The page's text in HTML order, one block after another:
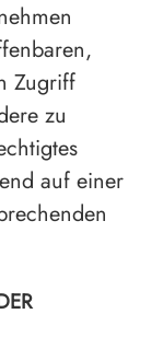
Zugriff
zu
auf einer